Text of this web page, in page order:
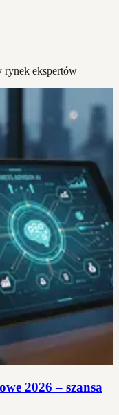
rynek ekspertów
2026 – szansa